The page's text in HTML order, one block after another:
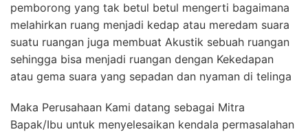
pemborong yang tak betul betul mengerti bagaimana
melahirkan ruang menjadi kedap atau meredam suara
suatu ruangan juga membuat Akustik sebuah ruangan
sehingga bisa menjadi ruangan dengan Kekedapan
atau gema suara yang sepadan dan nyaman di telinga
Maka Perusahaan Kami datang sebagai Mitra
Bapak/Ibu untuk menyelesaikan kendala permasalahan